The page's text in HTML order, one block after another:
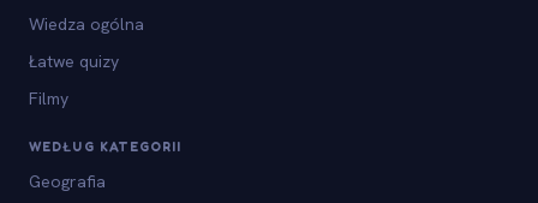
Wiedza ogólna
Łatwe quizy
Filmy
WEDŁUG KATEGORII
Geografia